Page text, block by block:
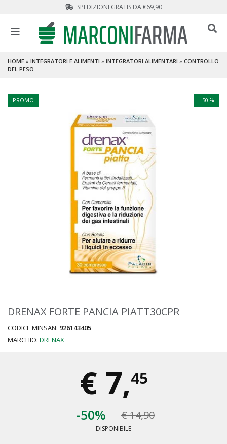
SPEDIZIONI GRATIS DA €69,90
HOME » INTEGRATORI E ALIMENTI » INTEGRATORI ALIMENTARI » CONTROLLO
DEL PESO
- 50 %
PROMO
DRENAX FORTE PANCIA PIATT30CPR
CODICE MINSAN: 926143405
MARCHIO: DRENAX
€ 7,45
-50% € 14,90
DISPONIBILE